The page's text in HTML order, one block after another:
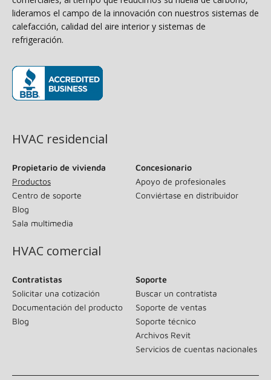
lideramos el campo de la innovación con nuestros sistemas de
calefacción, calidad del aire interior y sistemas de
refrigeración.
HVAC residencial
Propietario de vivienda
Productos
Centro de soporte
Blog
Sala multimedia
Concesionario
Apoyo de profesionales
Conviértase en distribuidor
HVAC comercial
Contratistas
Solicitar una cotización
Documentación del producto
Blog
Soporte
Buscar un contratista
Soporte de ventas
Soporte técnico
Archivos Revit
Servicios de cuentas nacionales